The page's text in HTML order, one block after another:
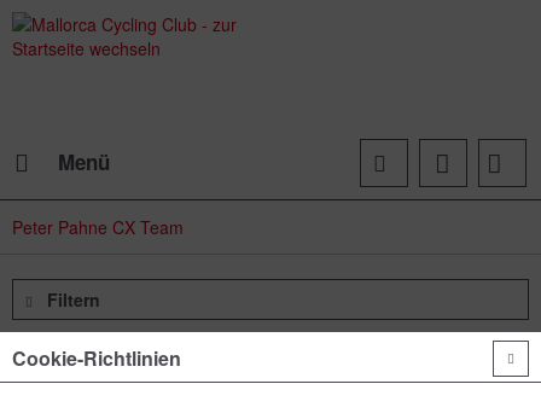
Menü
Peter Pahne CX Team
Filtern
Cookie-Richtlinien